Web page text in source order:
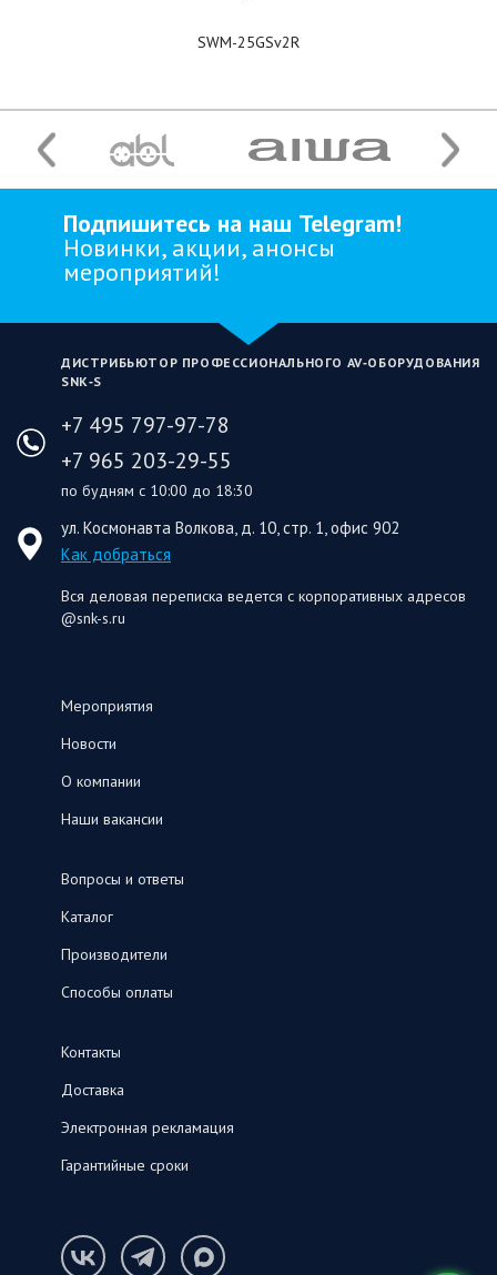
SWM-25GSv2R
Подпишитесь на наш Telegram!
Новинки, акции, анонсы
мероприятий!
ДИСТРИБЬЮТОР ПРОФЕССИОНАЛЬНОГО AV‑ОБОРУДОВАНИЯ
SNK‑S
+7 495 797-97-78
+7 965 203-29-55
по будням с 10:00 до 18:30
ул. Космонавта Волкова, д. 10, стр. 1, офис 902
Как добраться
Вся деловая переписка ведется с корпоративных адресов
@snk-s.ru
Мероприятия
Новости
О компании
Наши вакансии
Вопросы и ответы
Каталог
Производители
Способы оплаты
Контакты
Доставка
Электронная рекламация
Гарантийные сроки